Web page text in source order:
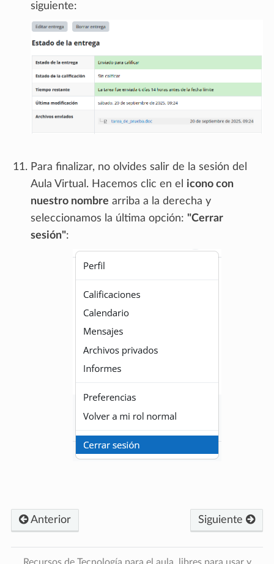
siguiente:
Para finalizar, no olvides salir de la sesión del
Aula Virtual. Hacemos clic en el icono con
nuestro nombre arriba a la derecha y
seleccionamos la última opción: "Cerrar
sesión":
Siguiente
Anterior